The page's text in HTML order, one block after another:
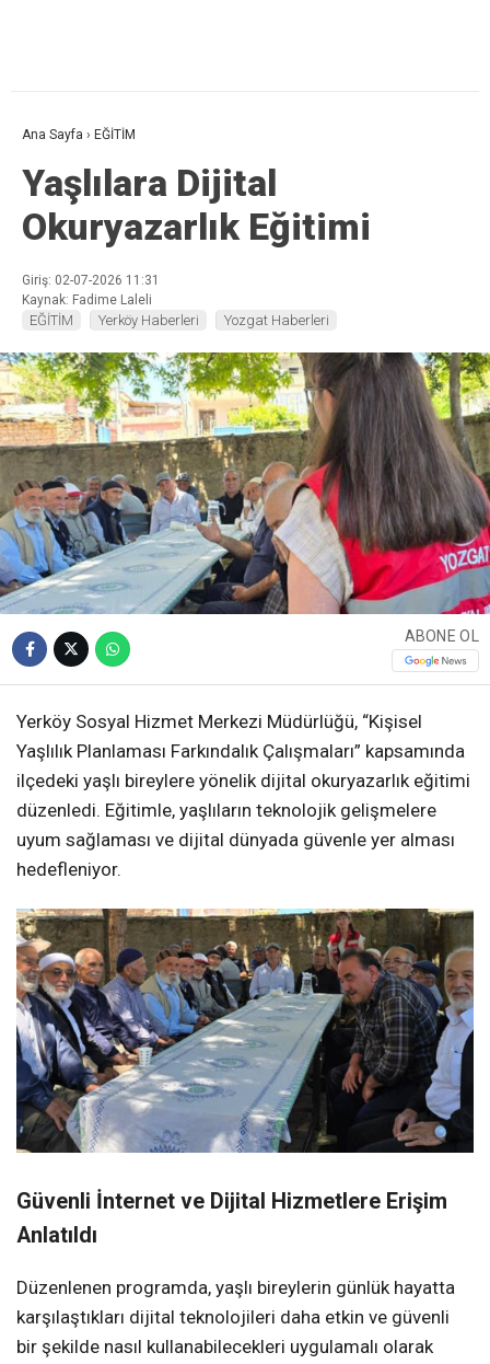
Ana Sayfa › EĞİTİM
Yaşlılara Dijital
Okuryazarlık Eğitimi
Giriş: 02-07-2026 11:31
Kaynak: Fadime Laleli
EĞİTİM Yerköy Haberleri Yozgat Haberleri
ABONE OL
Yerköy Sosyal Hizmet Merkezi Müdürlüğü, “Kişisel
Yaşlılık Planlaması Farkındalık Çalışmaları” kapsamında
ilçedeki yaşlı bireylere yönelik dijital okuryazarlık eğitimi
düzenledi. Eğitimle, yaşlıların teknolojik gelişmelere
uyum sağlaması ve dijital dünyada güvenle yer alması
hedefleniyor.
Güvenli İnternet ve Dijital Hizmetlere Erişim
Anlatıldı
Düzenlenen programda, yaşlı bireylerin günlük hayatta
karşılaştıkları dijital teknolojileri daha etkin ve güvenli
bir şekilde nasıl kullanabilecekleri uygulamalı olarak